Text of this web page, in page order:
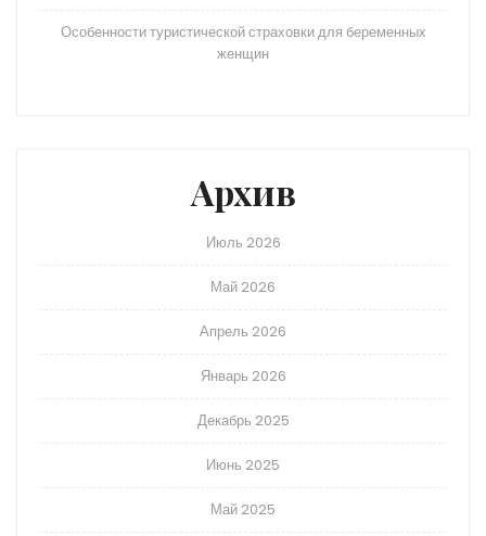
Особенности туристической страховки для беременных
женщин
Архив
Июль 2026
Май 2026
Апрель 2026
Январь 2026
Декабрь 2025
Июнь 2025
Май 2025